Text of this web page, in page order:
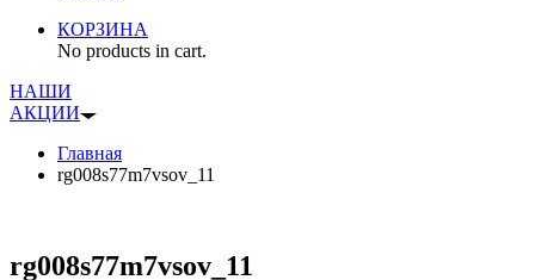
КОРЗИНА
No products in cart.
НАШИ
АКЦИИ
Главная
rg008s77m7vsov_11
rg008s77m7vsov_11